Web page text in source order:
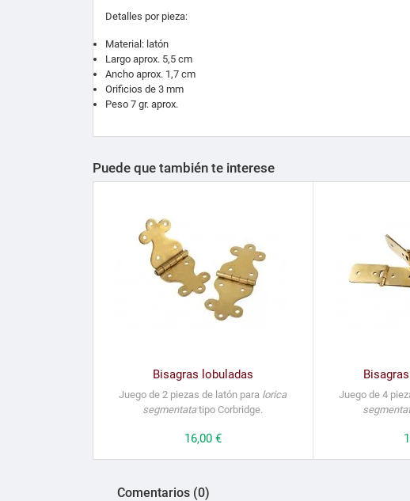
Detalles por pieza:
Material: latón
Largo aprox. 5,5 cm
Ancho aprox. 1,7 cm
Orificios de 3 mm
Peso 7 gr. aprox.
Puede que también te interese
Bisagras lobuladas
Juego de 2 piezas de latón para lorica
segmentatatipo Corbridge.
Precio
16,00 €
Juego de 4
Comentarios (0)